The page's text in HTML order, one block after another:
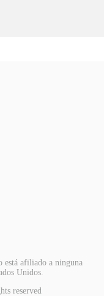
está afiliado a ninguna
Unidos.
reserved